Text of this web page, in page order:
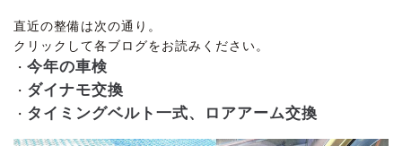
直近の整備は次の通り。
クリックして各ブログをお読みください。
・ 今年の車検
・ ダイナモ交換
・ タイミングベルト一式、ロアアーム交換